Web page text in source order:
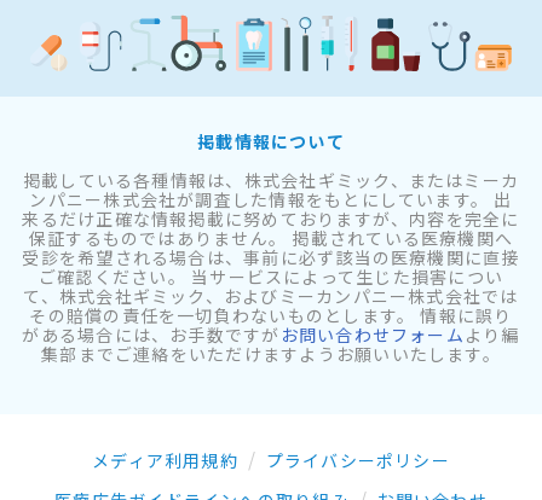
掲載情報について
掲載している各種情報は、株式会社ギミック、またはミーカ
ンパニー株式会社が調査した情報をもとにしています。 出
来るだけ正確な情報掲載に努めておりますが、内容を完全に
保証するものではありません。 掲載されている医療機関へ
受診を希望される場合は、事前に必ず該当の医療機関に直接
ご確認ください。 当サービスによって生じた損害につい
て、株式会社ギミック、およびミーカンパニー株式会社では
その賠償の責任を一切負わないものとします。 情報に誤り
がある場合には、お手数ですが お問い合わせフォーム より編
集部までご連絡をいただけますようお願いいたします。
メディア利用規約
プライバシーポリシー